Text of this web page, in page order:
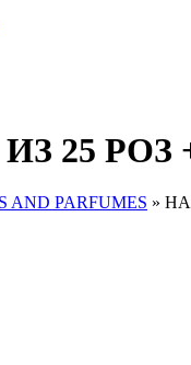
25
AND PARFUMES »